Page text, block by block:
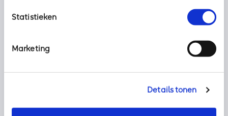
Statistieken
Marketing
Details tonen
Deel dit bericht met uw netwerk: